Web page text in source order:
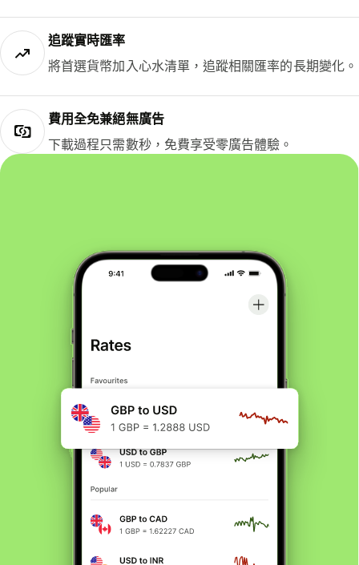
追蹤實時匯率
將首選貨幣加入心水清單，追蹤相關匯率的長期變化。
費用全免兼絕無廣告
下載過程只需數秒，免費享受零廣告體驗。